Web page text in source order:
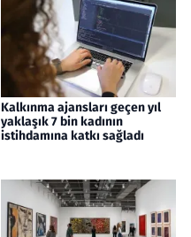
Kalkınma ajansları geçen yıl
yaklaşık 7 bin kadının
istihdamına katkı sağladı